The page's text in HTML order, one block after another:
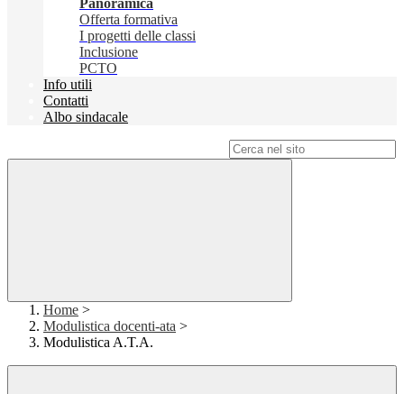
Panoramica
Offerta formativa
I progetti delle classi
Inclusione
PCTO
Info utili
Contatti
Albo sindacale
Home >
Modulistica docenti-ata >
Modulistica A.T.A.